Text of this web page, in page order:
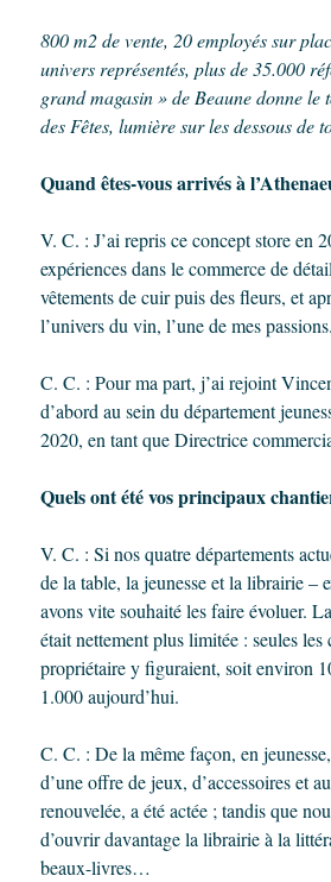
800 m2 de vente, 20 employés sur
univers représentés, plus de 35.000
grand magasin » de Beaune donne le
des Fêtes, lumière sur les dessous de
Quand êtes-vous arrivés à
V. C. : J’ai repris ce concept store en
expériences dans le commerce de
vêtements de cuir puis des fleurs, et
l’univers du vin, l’une de mes passions.
C. C. : Pour ma part, j’ai rejoint
d’abord au sein du département
2020, en tant que Directrice
Quels ont été vos principaux
V. C. : Si nos quatre départements
de la table, la jeunesse et la librairie –
avons vite souhaité les faire évoluer.
était nettement plus limitée : seules les
propriétaire y figuraient, soit environ
1.000 aujourd’hui.
C. C. : De la même façon, en
d’une offre de jeux, d’accessoires et
renouvelée, a été actée ; tandis que
d’ouvrir davantage la librairie à la
beaux-livres…